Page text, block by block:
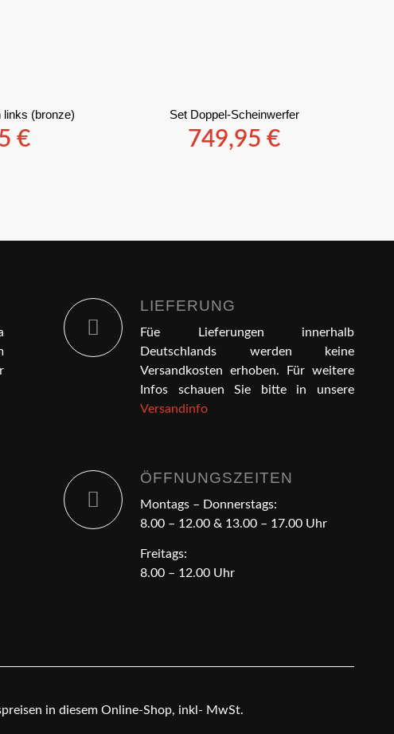
links (bronze)
€
Set Doppel-Scheinwerfer
749,95€
LIEFERUNG
Füe Lieferungen innerhalb
Deutschlands werden keine
Versandkosten erhoben. Für weitere
Infos schauen Sie bitte in unsere
Versandinfo
ÖFFNUNGSZEITEN
Montags – Donnerstags:
8.00 – 12.00 & 13.00 – 17.00 Uhr
Freitags:
8.00 – 12.00 Uhr
in diesem Online-Shop, inkl- MwSt.